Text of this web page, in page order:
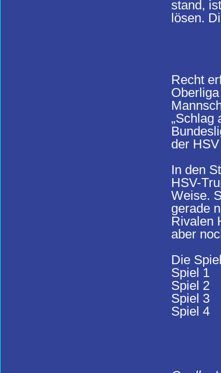
stand,
lösen.
Recht
„Schlag
der
In den
HSV-
Weise.
gerade
Rivalen
aber
Die
Spiel 1
Spiel 2
Spiel 3
Spiel 4